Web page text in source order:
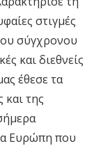
στιγμές
σύγχρονου
και διεθνείς
έθεσε τα
και της
Ευρώπη που